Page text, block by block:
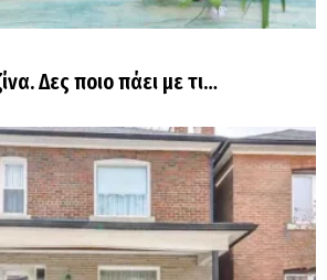
Δες ποιο πάει με τι…